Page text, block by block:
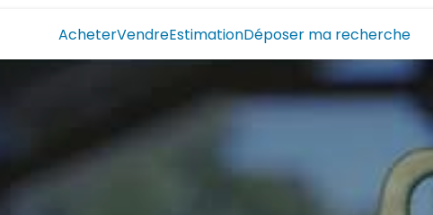
AcheterVendreEstimationDéposer ma recherche